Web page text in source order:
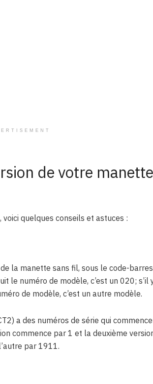
de votre
quelques conseils et astuces :
la manette sans fil, sous le code-
le numéro de modèle, c’est un 020; s’il
de modèle, c’est un autre modèle.
a des numéros de série qui
commence par 1 et la deuxième
par 1911.